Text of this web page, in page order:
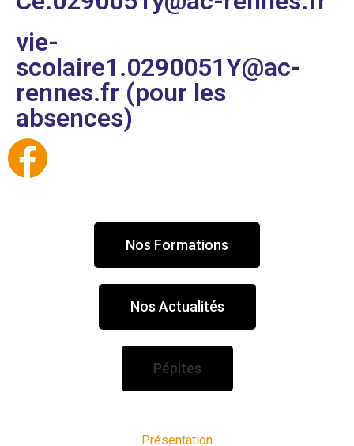
vie-
scolaire1.0290051Y@ac-
rennes.fr (pour les
absences)
Nos Formations
Nos Actualités
Pépites
Présentation